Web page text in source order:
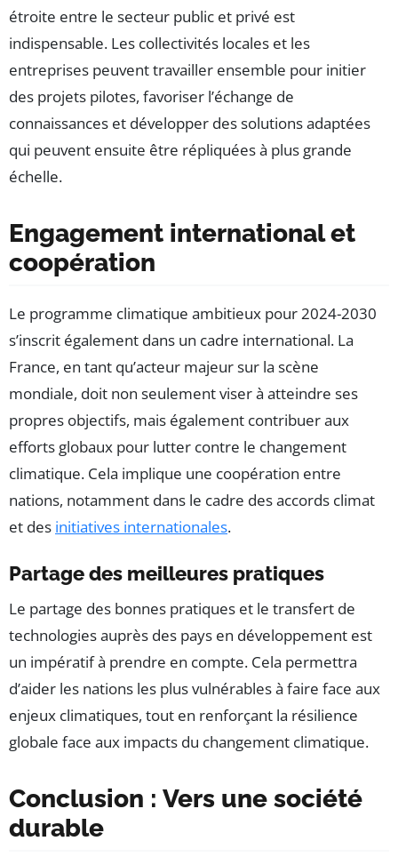
étroite entre le secteur public et privé est
indispensable. Les collectivités locales et les
entreprises peuvent travailler ensemble pour initier
des projets pilotes, favoriser l’échange de
connaissances et développer des solutions adaptées
qui peuvent ensuite être répliquées à plus grande
échelle.
Engagement international et
coopération
Le programme climatique ambitieux pour 2024-2030
s’inscrit également dans un cadre international. La
France, en tant qu’acteur majeur sur la scène
mondiale, doit non seulement viser à atteindre ses
propres objectifs, mais également contribuer aux
efforts globaux pour lutter contre le changement
climatique. Cela implique une coopération entre
nations, notamment dans le cadre des accords climat
et des initiatives internationales.
Partage des meilleures pratiques
Le partage des bonnes pratiques et le transfert de
technologies auprès des pays en développement est
un impératif à prendre en compte. Cela permettra
d’aider les nations les plus vulnérables à faire face aux
enjeux climatiques, tout en renforçant la résilience
globale face aux impacts du changement climatique.
Conclusion : Vers une société
durable